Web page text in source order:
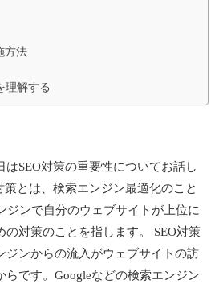
方法
理解する
はSEO対策の重要性についてお話し
策とは、検索エンジン最適化のこと
ジンで自分のウェブサイトが上位に
対策のことを指します。 SEO対策
ジンからの流入がウェブサイトの訪
らです。Googleなどの検索エンジン